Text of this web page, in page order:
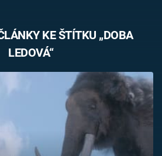
KE ŠTÍTKU „DOBA
LEDOVÁ“